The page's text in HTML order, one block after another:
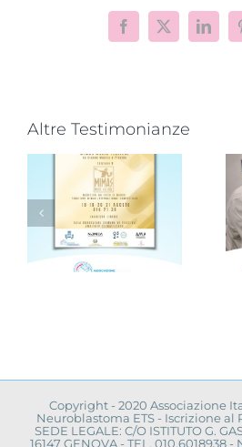
Facebook
X
Altre Testimonianze
Progetto
“VAMOLAA,
in campo
anche
l’Università
La Sapienza
Copyright - 2020 Associazione
Neuroblastoma ETS - Iscrizione al
SEDE LEGALE: C/O ISTITUTO G.
16147 GENOVA - TEL. 010.6018938 -